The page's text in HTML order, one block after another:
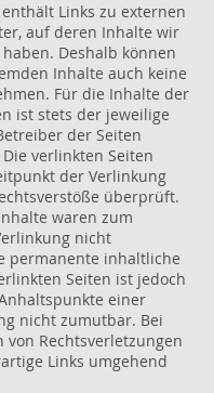
Links zu externen
auf deren Inhalte wir
Deshalb können
Inhalte auch keine
Für die Inhalte der
ist stets der jeweilige
der Seiten
verlinkten Seiten
der Verlinkung
überprüft.
waren zum
nicht
permanente inhaltliche
Seiten ist jedoch
einer
nicht zumutbar. Bei
von Rechtsverletzungen
Links umgehend